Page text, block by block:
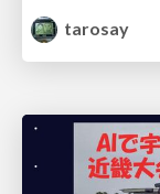
tarosay